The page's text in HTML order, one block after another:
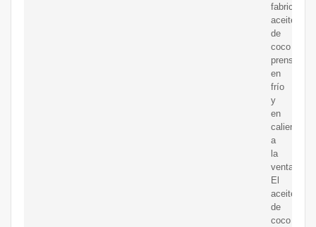
fabricar
aceite
de
coco
prensado
en
frío
y
en
caliente
a
la
venta.
El
aceite
de
coco